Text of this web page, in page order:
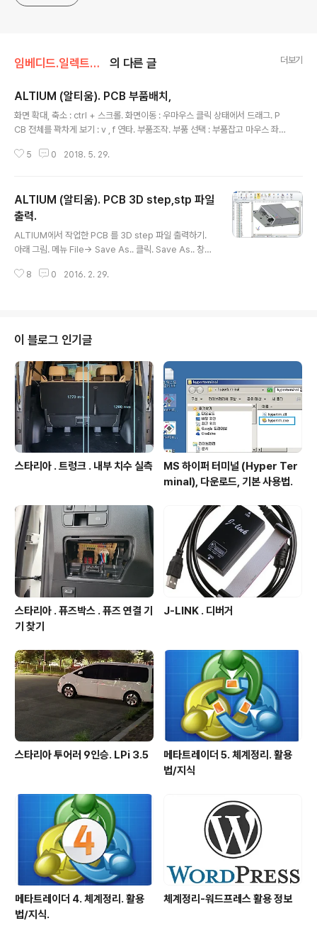
임베디드.일렉트로닉스/PCB 솔더링 알티움 의 다른 글 더보기
ALTIUM (알티움). PCB 부품배치,
화면 확대, 축소 : ctrl + 스크롤. 화면이동 : 우마우스 클릭 상태에서 드래그. P
CB 전체를 꽉차게 보기 : v , f 연타. 부품조작. 부품 선택 : 부품잡고 마우스 좌
품들을 대충 배치해둔다. 부품배치 세밀하게 , 회로도 보면서 각 부품들 적절한
소 : https://igotit.tistory.com/1654
5 0 2018. 5. 29.
ALTIUM (알티움). PCB 3D step,stp 파일
출력.
ALTIUM에서 작업한 PCB 를 3D step 파일 출력하기.
아래 그림. 메뉴 File-> Save As.. 클릭. Save As.. 창에
파일을 읽어서 표현가능한 툴에서 열수 있다. 통상 기구설
본것. 왼쪽 구조부분을 보면 모든 부품들이 개별적인 오브
젝트로 만들어져 있음을 알 수 있다. 본글 포함된 상위 정리
글. 1. 알티움 활용법 정리 : https://igotit.tistory.com/1
988 첫글등록 : 2016년 2월 29일.최종..
8 0 2016. 2. 29.
이 블로그 인기글
스타리아 . 트렁크 . 내부 치수 실측
MS 하이퍼 터미널 (Hyper Ter
minal), 다운로드, 기본 사용법.
스타리아 . 퓨즈박스 . 퓨즈 연결 기
기 찾기
J-LINK . 디버거
스타리아 투어러 9인승. LPi 3.5
메타트레이더 5. 체계정리. 활용
법/지식
메타트레이더 4. 체계정리. 활용
법/지식.
체계정리-워드프레스 활용 정보